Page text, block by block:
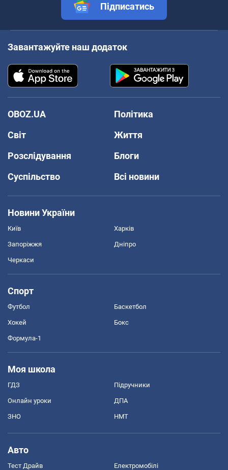
Підписатись
Завантажуйте наш додаток
OBOZ.UA
Політика
Світ
Життя
Розслідування
Блоги
Суспільство
Всі новини
Новини України
Київ Харків
Запоріжжя Дніпро
Черкаси
Спорт
Футбол Баскетбол
Хокей Бокс
Формула-1
Моя школа
ГДЗ Підручники
Онлайн уроки ДПА
ЗНО НМТ
Авто
Тест Драйв Електромобілі